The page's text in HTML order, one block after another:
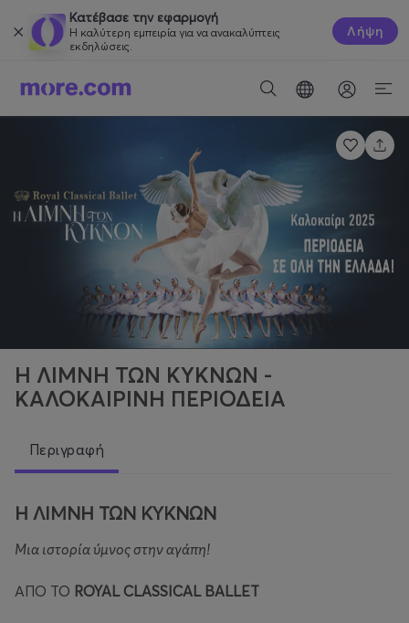
Κατέβασε την εφαρμογή
Η καλύτερη εμπειρία για να ανακαλύπτεις
εκδηλώσεις.
Λήψη
Η ΛΙΜΝΗ ΤΩΝ ΚΥΚΝΩΝ -
ΚΑΛΟΚΑΙΡΙΝΗ ΠΕΡΙΟΔΕΙΑ
Περιγραφή
Η ΛΙΜΝΗ ΤΩΝ ΚΥΚΝΩΝ
Μια ιστορία ύμνος στην αγάπη!
ΑΠΟ ΤΟ ROYALCLASSICAL BALLET